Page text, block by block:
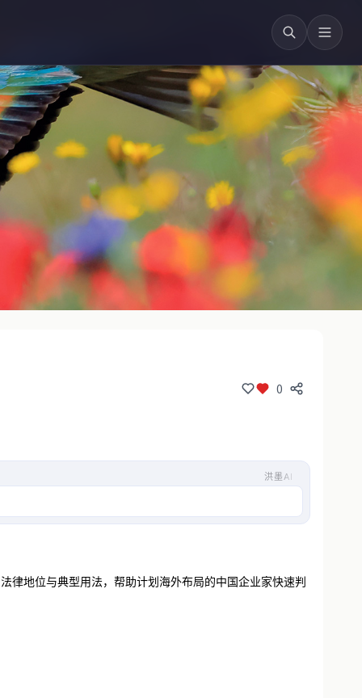
0
洪墨AI
律地位与典型用法，帮助计划海外布局的中国企业家快速判